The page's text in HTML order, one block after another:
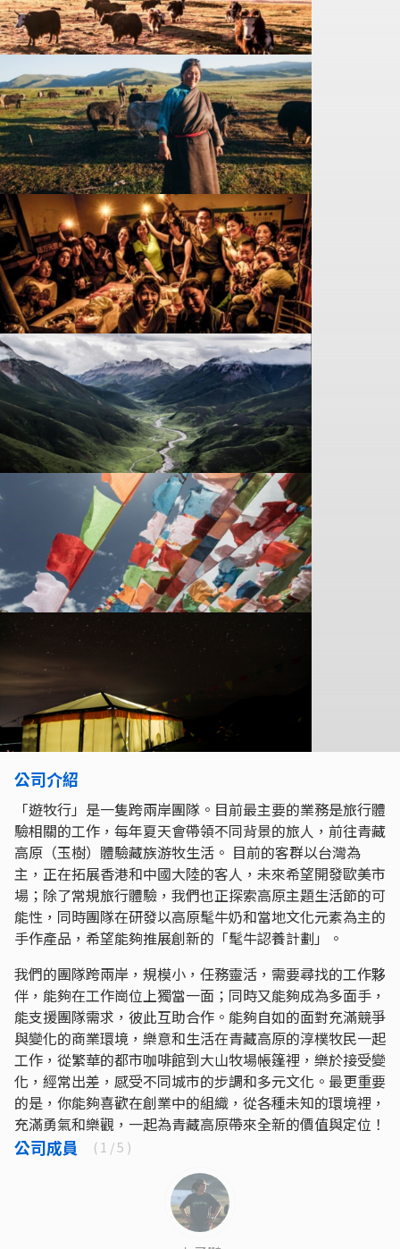
公司介紹
「遊牧行」是一隻跨兩岸團隊。目前最主要的業務是旅行體
驗相關的工作，每年夏天會帶領不同背景的旅人，前往青藏
高原（玉樹）體驗藏族游牧生活。 目前的客群以台灣為
主，正在拓展香港和中國大陸的客人，未來希望開發歐美市
場；除了常規旅行體驗，我們也正探索高原主題生活節的可
能性，同時團隊在研發以高原髦牛奶和當地文化元素為主的
手作產品，希望能夠推展創新的「髦牛認養計劃」。
我們的團隊跨兩岸，規模小，任務靈活，需要尋找的工作夥
伴，能夠在工作崗位上獨當一面；同時又能夠成為多面手，
能支援團隊需求，彼此互助合作。能夠自如的面對充滿競爭
與變化的商業環境，樂意和生活在青藏高原的淳樸牧民一起
工作，從繁華的都市咖啡館到大山牧場帳篷裡，樂於接受變
化，經常出差，感受不同城市的步調和多元文化。最更重要
的是，你能夠喜歡在創業中的組織，從各種未知的環境裡，
充滿勇氣和樂觀，一起為青藏高原帶來全新的價值與定位！
公司成員 ( 1 / 5 )